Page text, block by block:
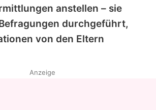
anstellen – sie
durchgeführt,
von den Eltern
Anzeige